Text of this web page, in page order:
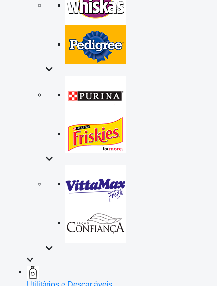
Utilitários e Descartáveis